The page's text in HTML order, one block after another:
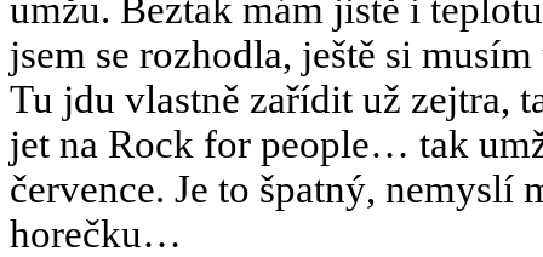
umžu. Beztak mám jistě i
jsem se rozhodla, ještě si
Tu jdu vlastně zařídit už zejtra,
jet na Rock for people… tak
července. Je to špatný,
horečku…